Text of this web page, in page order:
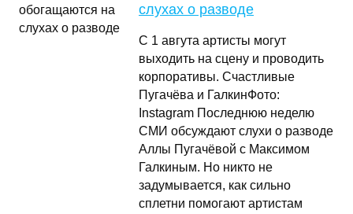
слухах о разводе
С 1 авгута артисты могут
выходить на сцену и проводить
корпоративы. Счастливые
Пугачёва и ГалкинФото:
Instagram Последнюю неделю
СМИ обсуждают слухи о разводе
Аллы Пугачёвой с Максимом
Галкиным. Но никто не
задумывается, как сильно
сплетни помогают артистам